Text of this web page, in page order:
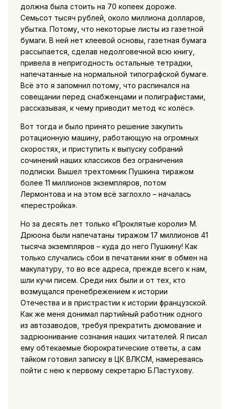
должна была стоить на 70 копеек дороже.
Семьсот тысяч рублей, около миллиона долларов,
убытка. Потому, что некоторые листы из газетной
бумаги. В ней нет клеевой основы, газетная бумага
рассыпается, сделав недолговечной всю книгу,
привела в непригодность остальные тетрадки,
напечатанные на нормальной типографской бумаге.
Всё это я запомнил потому, что распинался на
совещании перед снабженцами и полиграфистами,
рассказывая, к чему приводит метод «с колёс».
Вот тогда и было принято решение закупить
ротационную машину, работающую на огромных
скоростях, и приступить к выпуску собраний
сочинений наших классиков без ограничения
подписки. Вышел трехтомник Пушкина тиражом
более 11 миллионов экземпляров, потом
Лермонтова и на этом всё заглохло – началась
«перестройка».
Но за десять лет только «Проклятые короли» М.
Дрюона были напечатаны тиражом 17 миллионов 41
тысяча экземпляров – куда до него Пушкину! Как
только случались сбои в печатании книг в обмен на
макулатуру, то во все адреса, прежде всего к нам,
шли кучи писем. Среди них были и от тех, кто
возмущался пренебрежением к истории
Отечества и в пристрастии к истории французской.
Как же меня донимал партийный работник одного
из автозаводов, требуя прекратить дюмование и
задрюонивание сознания наших читателей. Я писал
ему обтекаемые бюрократические ответы, а сам
тайком готовил записку в ЦК ВЛКСМ, намереваясь
пойти с нею к первому секретарю Б.Пастухову.